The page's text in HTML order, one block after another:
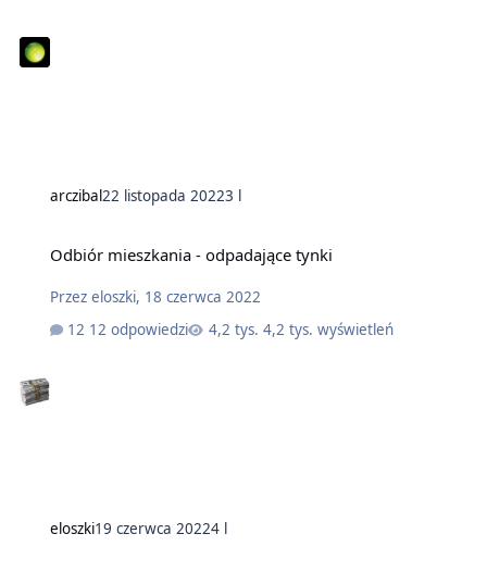
arczibal22 listopada 20223 l
Odbiór mieszkania - odpadające tynki
Przez eloszki, 18 czerwca 2022
12 odpowiedzi
4,2 tys. wyświetleń
eloszki19 czerwca 20224 l